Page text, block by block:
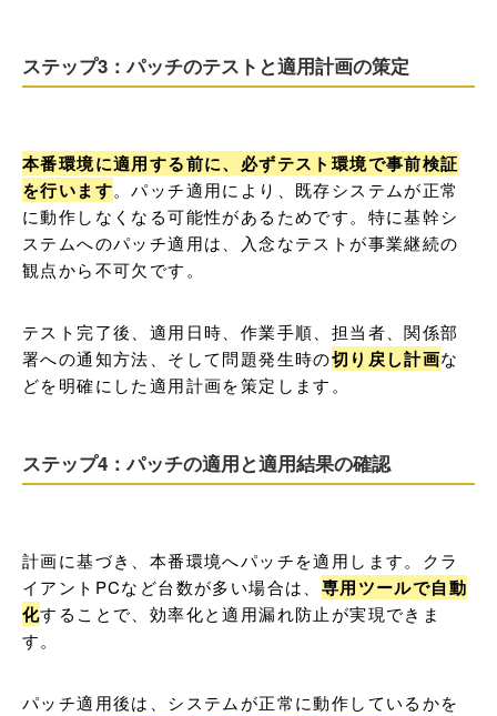
ステップ3：パッチのテストと適用計画の策定
本番環境に適用する前に、必ずテスト環境で事前検証
を行います。パッチ適用により、既存システムが正常
に動作しなくなる可能性があるためです。特に基幹シ
ステムへのパッチ適用は、入念なテストが事業継続の
観点から不可欠です。
テスト完了後、適用日時、作業手順、担当者、関係部
署への通知方法、そして問題発生時の切り戻し計画な
どを明確にした適用計画を策定します。
ステップ4：パッチの適用と適用結果の確認
計画に基づき、本番環境へパッチを適用します。クラ
イアントPCなど台数が多い場合は、 専用ツールで自動
化することで、効率化と適用漏れ防止が実現できま
す。
パッチ適用後は、システムが正常に動作しているかを